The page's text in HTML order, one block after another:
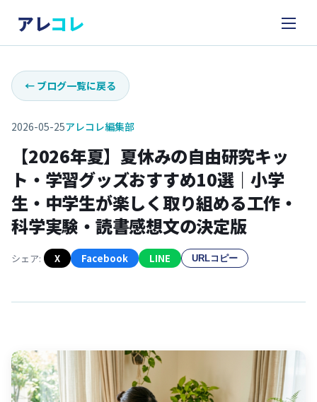
アレコレ
← ブログ一覧に戻る
2026-05-25アレコレ編集部
【2026年夏】夏休みの自由研究キッ
ト・学習グッズおすすめ10選｜小学
生・中学生が楽しく取り組める工作・
科学実験・読書感想文の決定版
シェア: X Facebook LINE URLコピー